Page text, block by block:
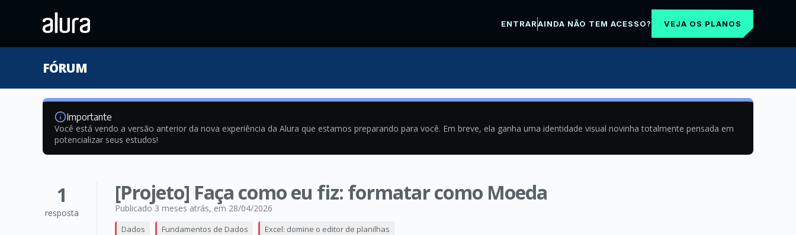
ENTRARAINDA NÃO TEM ACESSO? VEJA OS PLANOS
FÓRUM
Importante
Você está vendo a versão anterior da nova experiência da Alura que estamos preparando para você. Em breve, ela ganha uma identidade visual novinha totalmente pensada em
potencializar seus estudos!
1
resposta
[Projeto] Faça como eu fiz: formatar como Moeda
Publicado 3 meses atrás, em 28/04/2026
Dados Fundamentos de Dados Excel: domine o editor de planilhas